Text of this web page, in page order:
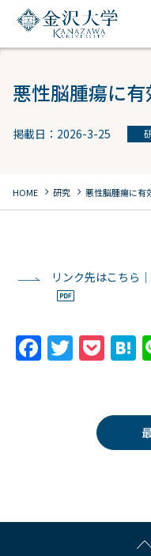
悪性脳腫瘍に
掲載日：2026-3-25
HOME chevron_right 研究 chevron_right 悪性脳腫瘍に有
リンク先はこちら
F
k
T
er
P
k
et
n
a